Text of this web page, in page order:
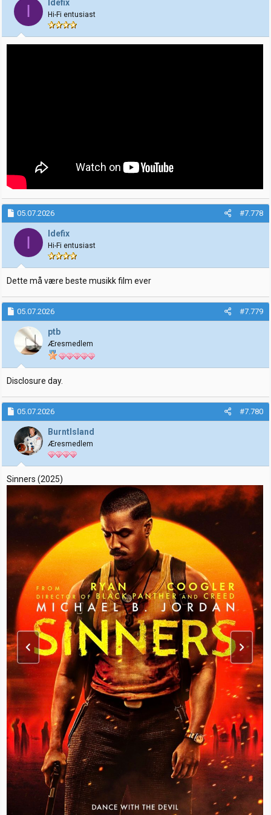
r
I Idefix
Hi-Fi entusiast
05.07.2026 #7.778
I Idefix
Hi-Fi entusiast
Dette må være beste musikk film ever
05.07.2026 #7.779
ptb
Æresmedlem
Disclosure day.
05.07.2026 #7.780
BurntIsland
Æresmedlem
Sinners (2025)